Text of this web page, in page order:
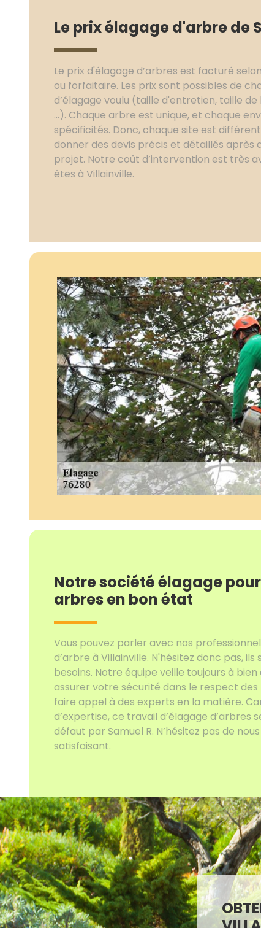
Le prix élagage d'arbre de
Le prix d'élagage d’arbres est facturé
ou forfaitaire. Les prix sont possibles de
d’élagage voulu (taille d'entretien, taille
...). Chaque arbre est unique, et chaque
spécificités. Donc, chaque site est
donner des devis précis et détaillés après
projet. Notre coût d’intervention est très
êtes à Villainville.
Notre société élagage
arbres en bon état
Vous pouvez parler avec nos
d’arbre à Villainville. N'hésitez donc pas,
besoins. Notre équipe veille toujours à
assurer votre sécurité dans le respect
faire appel à des experts en la matière.
d’expertise, ce travail d’élagage
défaut par Samuel R. N’hésitez pas de
satisfaisant.